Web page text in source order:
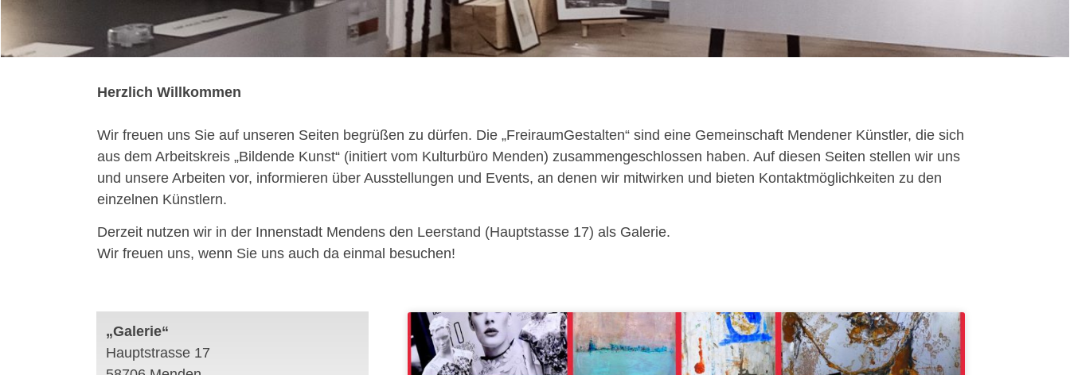
Herzlich Willkommen
Wir freuen uns Sie auf unseren Seiten begrüßen zu dürfen. Die „FreiraumGestalten“ sind eine Gemeinschaft Mendener Künstler, die sich
aus dem Arbeitskreis „Bildende Kunst“ (initiert vom Kulturbüro Menden) zusammengeschlossen haben. Auf diesen Seiten stellen wir uns
und unsere Arbeiten vor, informieren über Ausstellungen und Events, an denen wir mitwirken und bieten Kontaktmöglichkeiten zu den
einzelnen Künstlern.
Derzeit nutzen wir in der Innenstadt Mendens den Leerstand (Hauptstasse 17) als Galerie.
Wir freuen uns, wenn Sie uns auch da einmal besuchen!
„Galerie“
Hauptstrasse 17